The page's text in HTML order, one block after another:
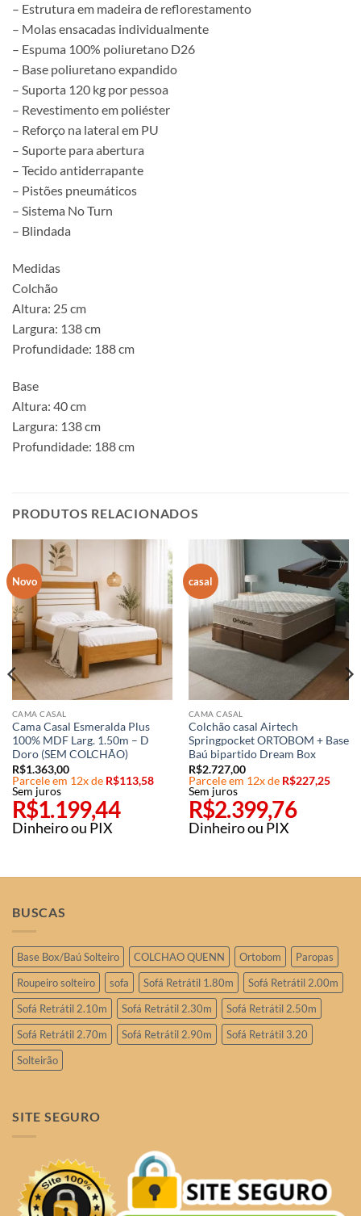
– Estrutura em madeira de reflorestamento
– Molas ensacadas individualmente
– Espuma 100% poliuretano D26
– Base poliuretano expandido
– Suporta 120 kg por pessoa
– Revestimento em poliéster
– Reforço na lateral em PU
– Suporte para abertura
– Tecido antiderrapante
– Pistões pneumáticos
– Sistema No Turn
– Blindada
Medidas
Colchão
Altura: 25 cm
Largura: 138 cm
Profundidade: 188 cm
Base
Altura: 40 cm
Largura: 138 cm
Profundidade: 188 cm
PRODUTOS RELACIONADOS
Novo
CAMA CASAL
Cama Casal Esmeralda Plus
100% MDF Larg. 1.50m – D
Doro (SEM COLCHÃO)
R$1.363,00
Parcele em 12x de R$113,58
Sem juros
R$1.199,44
Dinheiro ou PIX
casal
CAMA CASAL
Colchão casal Airtech
Springpocket ORTOBOM + Base
Baú bipartido Dream Box
R$2.727,00
Parcele em 12x de R$227,25
Sem juros
R$2.399,76
Dinheiro ou PIX
BUSCAS
Base Box/Baú Solteiro COLCHAO QUENN Ortobom
Paropas
Roupeiro solteiro
sofa Sofá Retrátil 1.80m
Sofá Retrátil 2.00m
Sofá Retrátil 2.10m
Sofá Retrátil 2.30m
Sofá Retrátil 2.50m
Sofá Retrátil 2.70m
Sofá Retrátil 2.90m
Sofá Retrátil 3.20
Solteirão
SITE SEGURO